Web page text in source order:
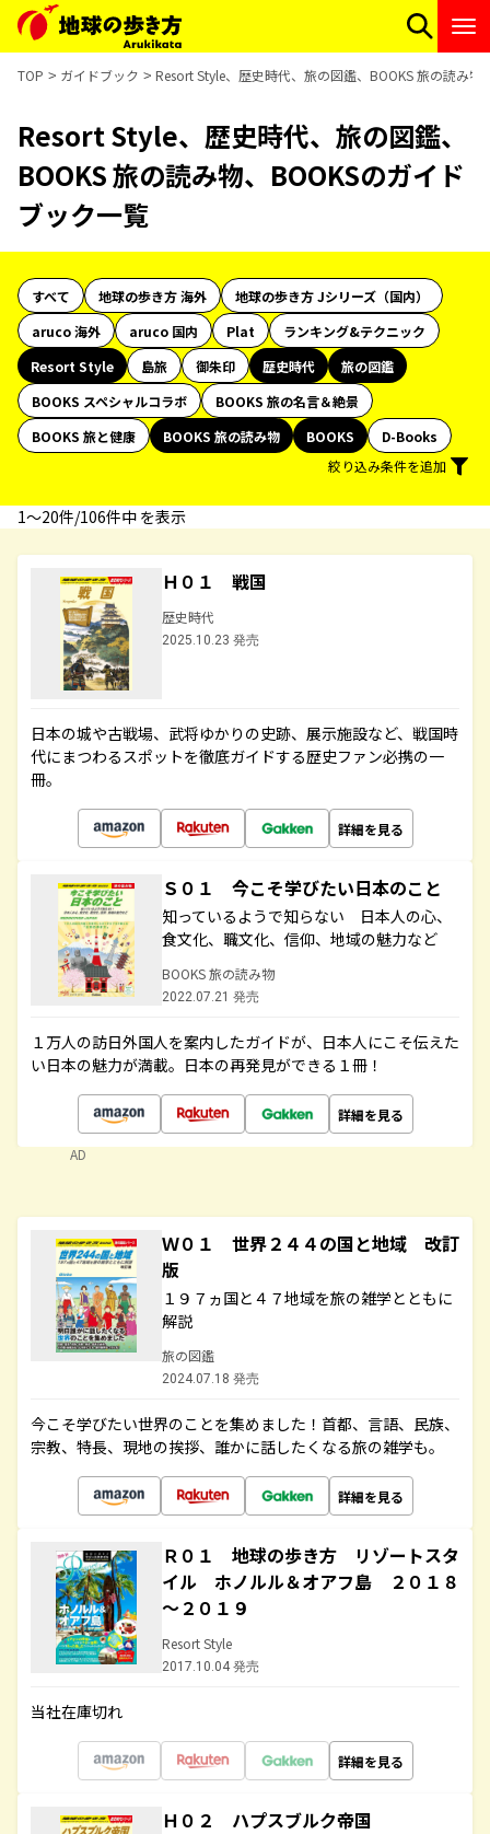
TOP ガイドブック Resort Style、歴史時代、旅の図鑑、BOOKS 旅の読み物
Resort Style、歴史時代、旅の図鑑、
BOOKS 旅の読み物、BOOKSのガイド
ブック一覧
すべて 地球の歩き方 海外
地球の歩き方 Jシリーズ（国内）
aruco 海外
aruco 国内 Plat
ランキング&テクニック
Resort Style
島旅 御朱印 歴史時代
旅の図鑑
BOOKS スペシャルコラボ
BOOKS 旅の名言＆絶景
BOOKS 旅と健康
BOOKS 旅の読み物 BOOKS
D-Books
絞り込み条件を追加
1〜20件/106件中 を表示
Ｈ０１ 戦国
歴史時代
2025.10.23 発売
日本の城や古戦場、武将ゆかりの史跡、展示施設など、戦国時
代にまつわるスポットを徹底ガイドする歴史ファン必携の一
冊。
詳細を見る
Ｓ０１ 今こそ学びたい日本のこと
知っているようで知らない 日本人の心、
食文化、職文化、信仰、地域の魅力など
BOOKS 旅の読み物
2022.07.21 発売
１万人の訪日外国人を案内したガイドが、日本人にこそ伝えた
い日本の魅力が満載。日本の再発見ができる１冊！
詳細を見る
AD
Ｗ０１ 世界２４４の国と地域 改訂
版
１９７ヵ国と４７地域を旅の雑学とともに
解説
旅の図鑑
2024.07.18 発売
今こそ学びたい世界のことを集めました！首都、言語、民族、
宗教、特長、現地の挨拶、誰かに話したくなる旅の雑学も。
詳細を見る
Ｒ０１ 地球の歩き方 リゾートスタ
イル ホノルル＆オアフ島 ２０１８
～２０１９
Resort Style
2017.10.04 発売
当社在庫切れ
詳細を見る
Ｈ０２ ハプスブルク帝国